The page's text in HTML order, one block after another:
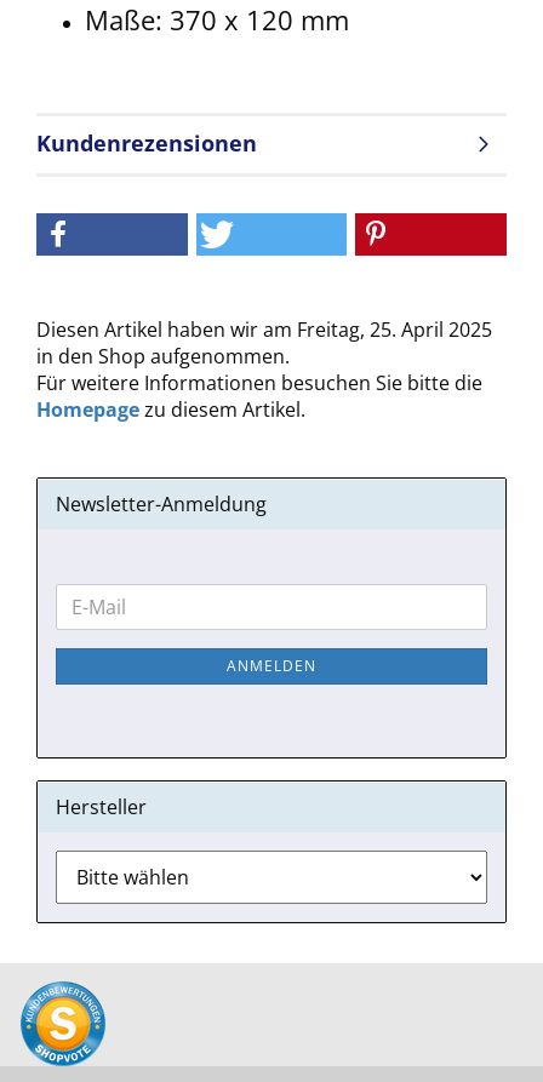
Maße: 370 x 120 mm
Kundenrezensionen
Diesen Artikel haben wir am Freitag, 25. April 2025
in den Shop aufgenommen.
Für weitere Informationen besuchen Sie bitte die
Homepagezu diesem Artikel.
Newsletter-Anmeldung
WEITER
ZUR
NEWSLETTER-
E-
Mail
ANMELDEN
Hersteller